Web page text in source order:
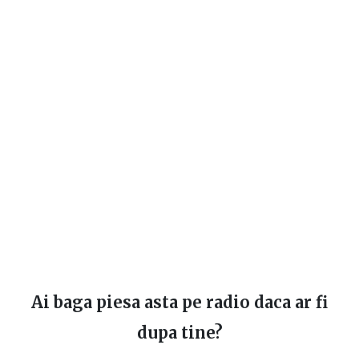
Ai baga piesa asta pe radio daca ar fi
dupa tine?